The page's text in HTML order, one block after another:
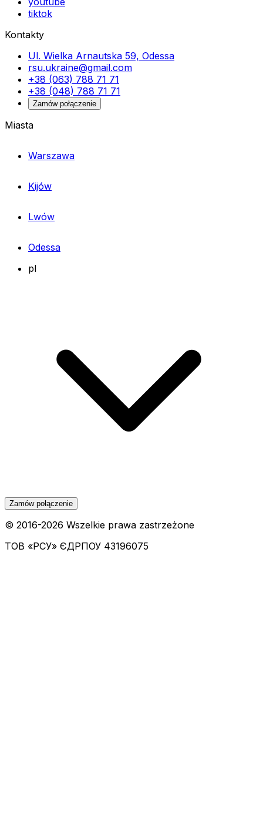
tiktok
Kontakty
Ul. Wielka Arnautska 59, Odessa
rsu.ukraine@gmail.com
+38 (063) 788 71 71
+38 (048) 788 71 71
Zamów połączenie
Miasta
Warszawa
Kijów
Lwów
Odessa
pl
Zamów połączenie
© 2016-2026 Wszelkie prawa zastrzeżone
ТОВ «РСУ» ЄДРПОУ 43196075